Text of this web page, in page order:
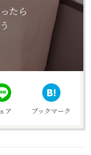
たら
ア ブックマーク